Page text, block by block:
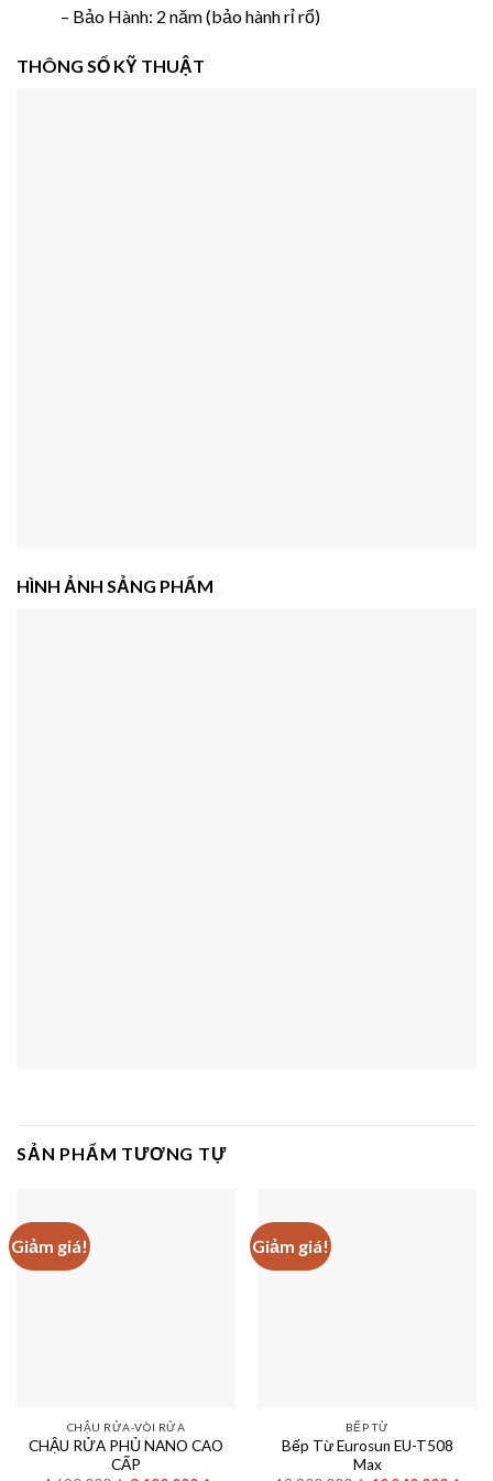
– Bảo Hành: 2 năm (bảo hành rỉ rổ)
THÔNG SỐ KỸ THUẬT
HÌNH ẢNH SẢNG PHẨM
SẢN PHẨM TƯƠNG TỰ
Giảm giá!
CHẬU RỬA-VÒI RỬA
CHẬU RỬA PHỦ NANO CAO
CẤP
Giảm giá!
BẾP TỪ
Bếp Từ Eurosun EU-T508
Max